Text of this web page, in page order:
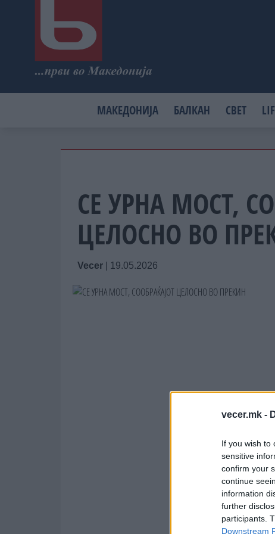
vecer.mk -
If you wish to
sensitive
confirm your
continue
information
further
participants.
Downstream
МАКЕДОНИЈА БАЛКАН СВЕТ
СЕ УРНА МОСТ,
ЦЕЛОСНО ВО
Vecer 19.05.2026